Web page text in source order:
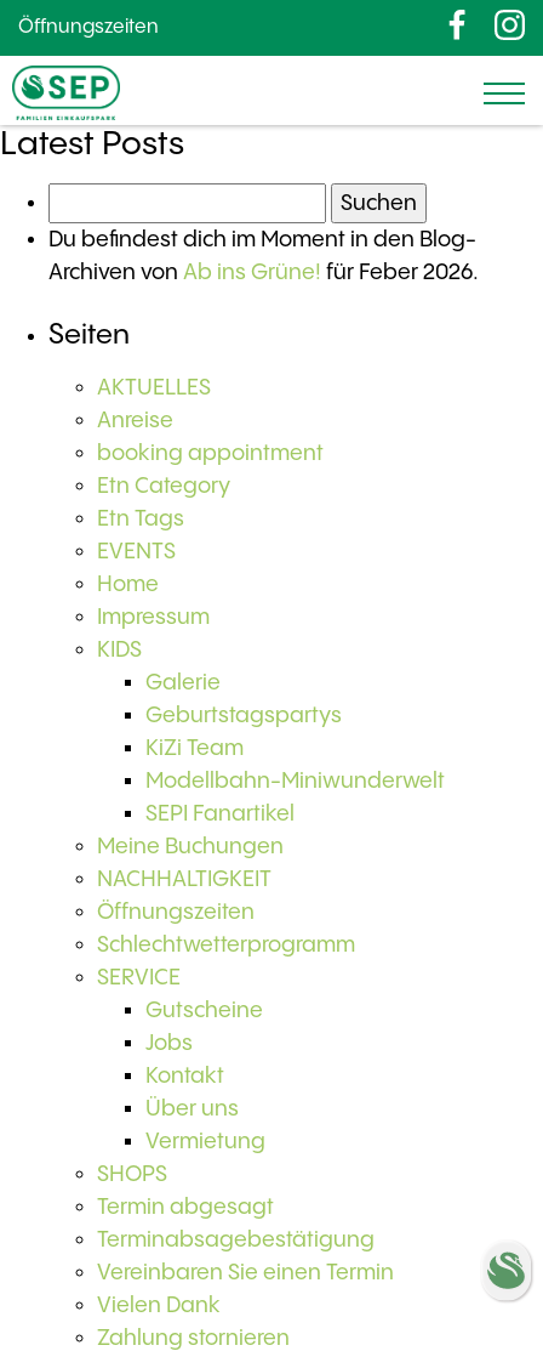
Öffnungszeiten
Latest Posts
nach:
Du befindest dich im Moment in den Blog-
Archiven von Ab ins Grüne! für Feber 2026.
Seiten
AKTUELLES
Anreise
booking appointment
Etn Category
Etn Tags
EVENTS
Home
Impressum
KIDS
Galerie
Geburtstagspartys
KiZi Team
Modellbahn-Miniwunderwelt
SEPI Fanartikel
Meine Buchungen
NACHHALTIGKEIT
Öffnungszeiten
Schlechtwetterprogramm
SERVICE
Gutscheine
Jobs
Kontakt
Über uns
Vermietung
SHOPS
Termin abgesagt
Terminabsagebestätigung
Vereinbaren Sie einen Termin
Vielen Dank
Zahlung stornieren